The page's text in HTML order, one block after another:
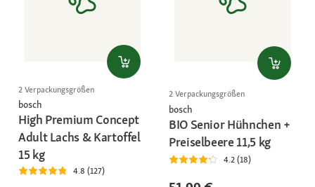
2 Verpackungsgrößen
bosch
High Premium Concept
Adult Lachs & Kartoffel
15 kg
4.8 (127)
2 Verpackungsgrößen
bosch
BIO Senior Hühnchen +
Preiselbeere 11,5 kg
4.2 (18)